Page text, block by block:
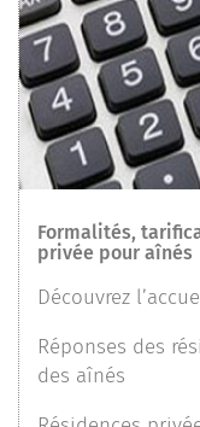
Formalités,
privée pour aînés
Découvrez
Réponses des
des aînés